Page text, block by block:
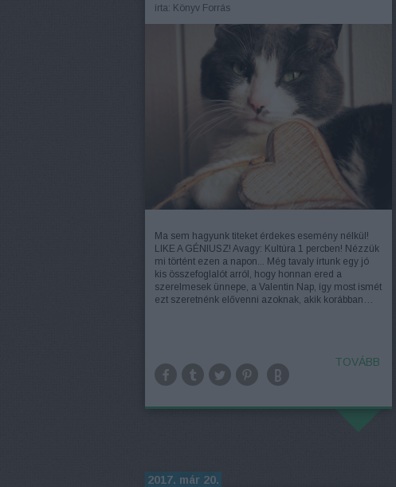
írta: Könyv Forrás
Ma sem hagyunk titeket érdekes esemény nélkül!
LIKE A GÉNIUSZ! Avagy: Kultúra 1 percben! Nézzük
mi történt ezen a napon... Még tavaly írtunk egy jó
kis összefoglalót arról, hogy honnan ered a
szerelmesek ünnepe, a Valentin Nap, így most ismét
ezt szeretnénk elővenni azoknak, akik korábban…
TOVÁBB
2017. már 20.